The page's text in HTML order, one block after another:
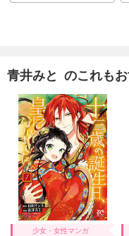
青井みと のこれも
少女・女性マンガ